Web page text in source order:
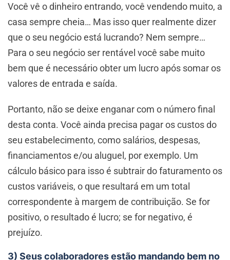
Você vê o dinheiro entrando, você vendendo muito, a
casa sempre cheia… Mas isso quer realmente dizer
que o seu negócio está lucrando? Nem sempre…
Para o seu negócio ser rentável você sabe muito
bem que é necessário obter um lucro após somar os
valores de entrada e saída.
Portanto, não se deixe enganar com o número final
desta conta. Você ainda precisa pagar os custos do
seu estabelecimento, como salários, despesas,
financiamentos e/ou aluguel, por exemplo. Um
cálculo básico para isso é subtrair do faturamento os
custos variáveis, o que resultará em um total
correspondente à margem de contribuição. Se for
positivo, o resultado é lucro; se for negativo, é
prejuízo.
3) Seus colaboradores estão mandando bem no